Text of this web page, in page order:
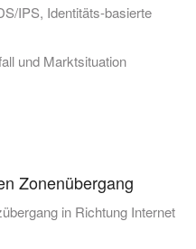
IPS, Identitäts-basierte
und Marktsituation
Zonenübergang
in Richtung Internet